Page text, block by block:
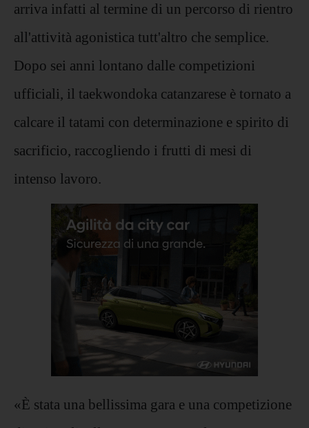
arriva infatti al termine di un percorso di rientro
all'attività agonistica tutt'altro che semplice.
Dopo sei anni lontano dalle competizioni
ufficiali, il taekwondoka catanzarese è tornato a
calcare il tatami con determinazione e spirito di
sacrificio, raccogliendo i frutti di mesi di
intenso lavoro.
«È stata una bellissima gara e una competizione